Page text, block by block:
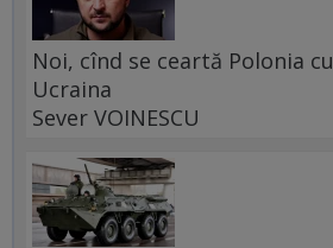
Noi, cînd se ceartă Polonia cu
Ucraina
Sever VOINESCU